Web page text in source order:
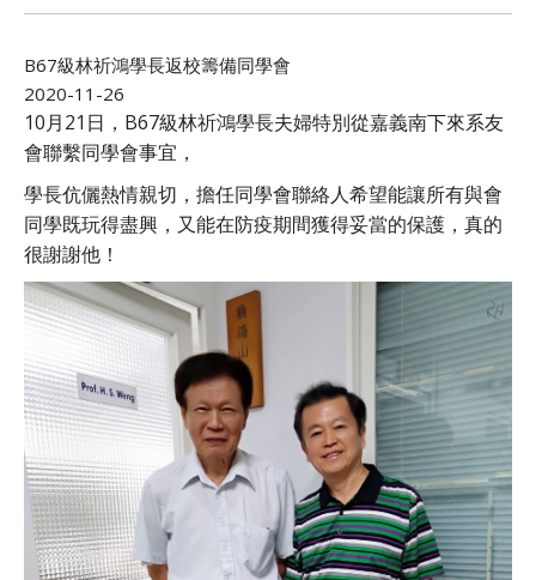
B67級林祈鴻學長返校籌備同學會
2020-11-26
10月21日，B67級林祈鴻學長夫婦特別從嘉義南下來系友
會聯繫同學會事宜，
學長伉儷熱情親切，擔任同學會聯絡人希望能讓所有與會
同學既玩得盡興，又能在防疫期間獲得妥當的保護，真的
很謝謝他！